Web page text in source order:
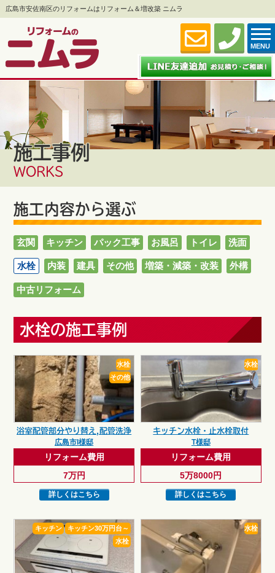
広島市安佐南区のリフォームはリフォーム＆増改築 ニムラ
MENU
施工事例
WORKS
施工内容から選ぶ
玄関 キッチン パック工事 お風呂 トイレ 洗面
水栓 内装 建具 その他 増築・減築・改装 外構
中古リフォーム
水栓の施工事例
水栓
その他
浴室配管部分やり替え,配管洗浄
広島市I様邸
リフォーム費用
7万円
詳しくはこちら
水栓
キッチン水栓・止水栓取付
T様邸
リフォーム費用
5万8000円
詳しくはこちら
キッチン
キッチン30万円台～
水栓
水栓